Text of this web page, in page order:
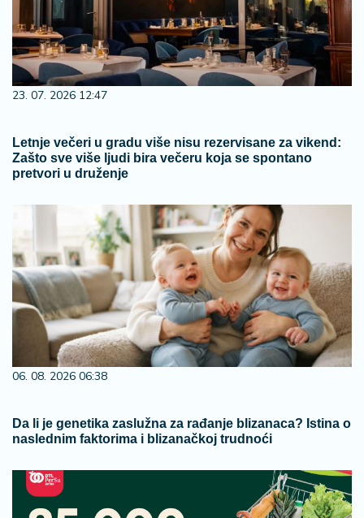
23. 07. 2026 12:47
Letnje večeri u gradu više nisu rezervisane za vikend:
Zašto sve više ljudi bira večeru koja se spontano
pretvori u druženje
06. 08. 2026 06:38
Da li je genetika zaslužna za rađanje blizanaca? Istina o
naslednim faktorima i blizanačkoj trudnoći